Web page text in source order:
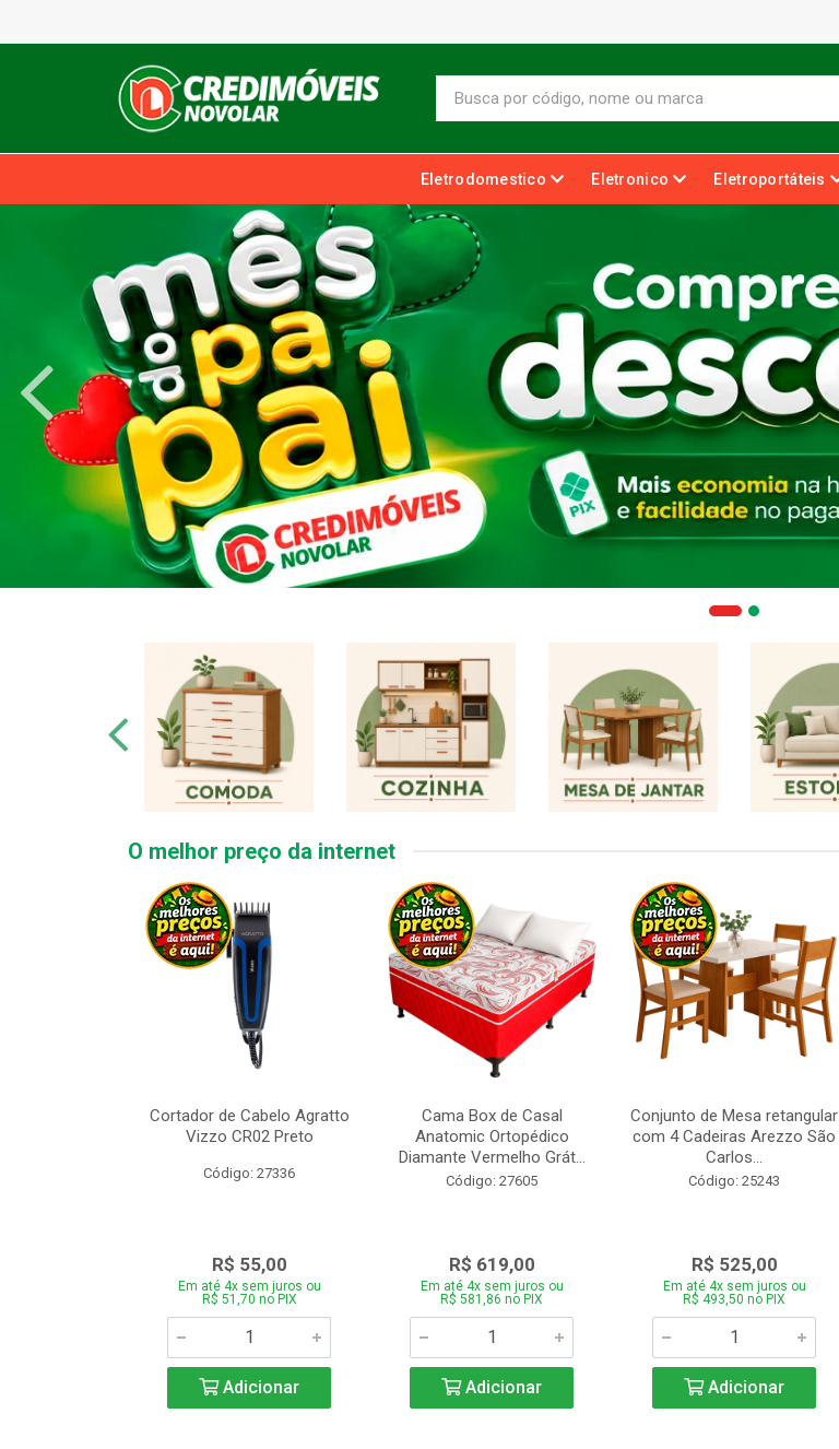
Eletrodomestico Eletronico Eletroportáteis
O melhor preço da internet
Cortador de Cabelo Agratto
Vizzo CR02 Preto
Código: 27336
R$ 55,00
Em até 4x sem juros ou
R$ 51,70 no PIX
Adicionar
Cama Box de Casal
Anatomic Ortopédico
Diamante Vermelho Grát...
Código: 27605
R$ 619,00
Em até 4x sem juros ou
R$ 581,86 no PIX
Adicionar
Conjunto de Mesa retangular
com 4 Cadeiras Arezzo São
Carlos...
Código: 25243
R$ 525,00
Em até 4x sem juros ou
R$ 493,50 no PIX
Adicionar